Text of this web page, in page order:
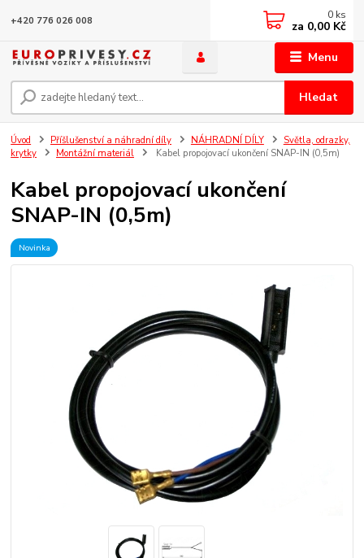
Menu
Hledat
+420 776 026 008 0 ks
za 0,00 Kč
Úvod Příšlušenství a náhradní díly NÁHRADNÍ DÍLY
Světla, odrazky,
krytky
Montážní materiál Kabel propojovací ukončení SNAP-IN (0,5m)
Kabel propojovací ukončení
SNAP-IN (0,5m)
Novinka